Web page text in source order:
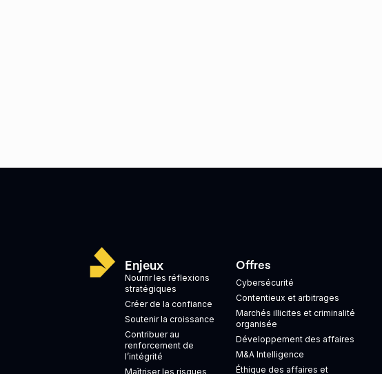
Enjeux
Nourrir les réflexions
stratégiques
Créer de la confiance
Soutenir la croissance
Contribuer au
renforcement de
l’intégrité
Maîtriser les risques
Offres
Cybersécurité
Contentieux et arbitrages
Marchés illicites et criminalité
organisée
Développement des affaires
M&A Intelligence
Éthique des affaires et